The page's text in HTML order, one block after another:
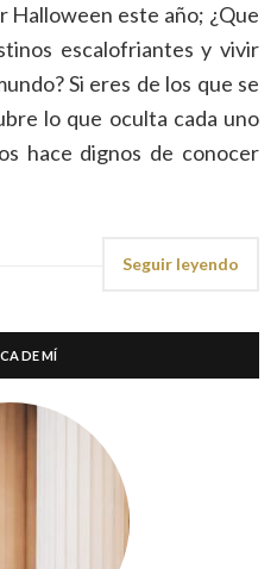
Halloween este año; ¿Que
escalofriantes y vivir
Si eres de los que se
lo que oculta cada uno
hace dignos de conocer
Seguir leyendo
DE MÍ